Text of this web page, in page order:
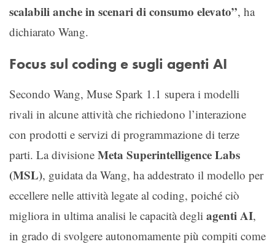
scalabili anche in scenari di consumo elevato”, ha
dichiarato Wang.
Focus sul coding e sugli agenti AI
Secondo Wang, Muse Spark 1.1 supera i modelli
rivali in alcune attività che richiedono l’interazione
con prodotti e servizi di programmazione di terze
parti. La divisione Meta Superintelligence Labs
(MSL), guidata da Wang, ha addestrato il modello per
eccellere nelle attività legate al coding, poiché ciò
migliora in ultima analisi le capacità degli agenti AI,
in grado di svolgere autonomamente più compiti come